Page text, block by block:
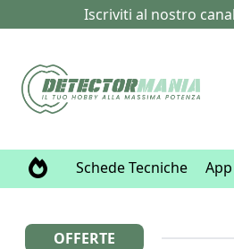
Iscriviti al nostro
Schede Tecniche
OFFERTE